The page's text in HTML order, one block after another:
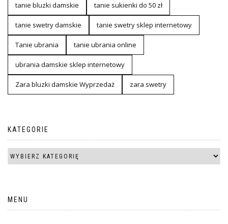
tanie bluzki damskie tanie sukienki do 50 zł
tanie swetry damskie tanie swetry sklep internetowy
Tanie ubrania tanie ubrania online
ubrania damskie sklep internetowy
Zara bluzki damskie Wyprzedaż zara swetry
KATEGORIE
MENU